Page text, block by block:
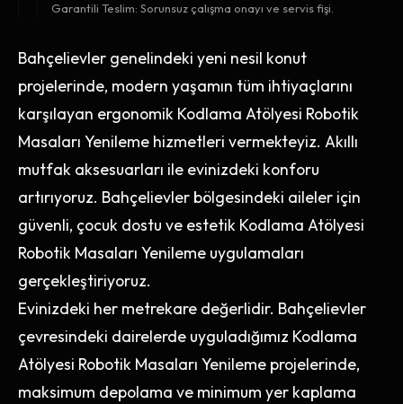
Garantili Teslim: Sorunsuz çalışma onayı ve servis fişi.
Bahçelievler genelindeki yeni nesil konut
projelerinde, modern yaşamın tüm ihtiyaçlarını
karşılayan ergonomik Kodlama Atölyesi Robotik
Masaları Yenileme hizmetleri vermekteyiz. Akıllı
mutfak aksesuarları ile evinizdeki konforu
artırıyoruz. Bahçelievler bölgesindeki aileler için
güvenli, çocuk dostu ve estetik Kodlama Atölyesi
Robotik Masaları Yenileme uygulamaları
gerçekleştiriyoruz.
Evinizdeki her metrekare değerlidir. Bahçelievler
çevresindeki dairelerde uyguladığımız Kodlama
Atölyesi Robotik Masaları Yenileme projelerinde,
maksimum depolama ve minimum yer kaplama